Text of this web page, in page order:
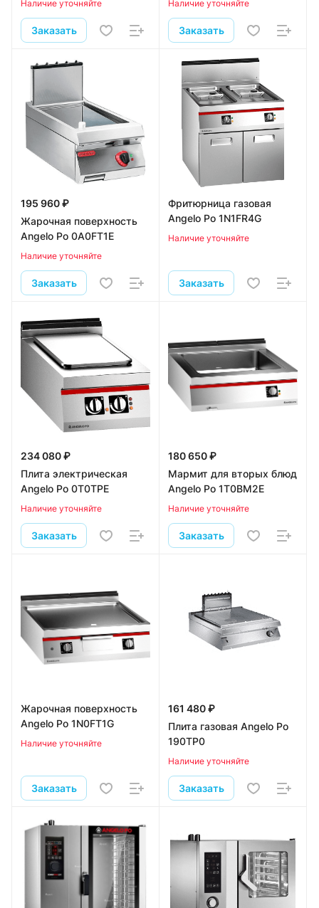
Наличие уточняйте
Заказать
Наличие уточняйте
Заказать
195 960 ₽
Жарочная поверхность
Angelo Po 0A0FT1E
Наличие уточняйте
Заказать
Фритюрница газовая
Angelo Po 1N1FR4G
Наличие уточняйте
Заказать
234 080 ₽
Плита электрическая
Angelo Po 0T0TPE
Наличие уточняйте
Заказать
180 650 ₽
Мармит для вторых блюд
Angelo Po 1T0BM2E
Наличие уточняйте
Заказать
Жарочная поверхность
Angelo Po 1N0FT1G
Наличие уточняйте
Заказать
161 480 ₽
Плита газовая Angelo Po
190TP0
Наличие уточняйте
Заказать